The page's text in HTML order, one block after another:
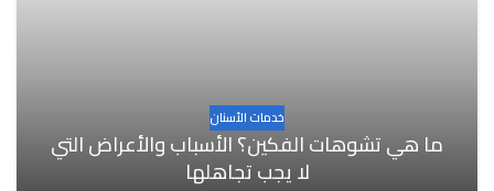
خدمات الأسنان
ما هي تشوهات الفكين؟ الأسباب والأعراض التي
لا يجب تجاهلها